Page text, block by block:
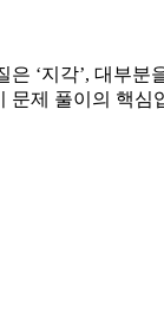
‘지각’, 대부분
문제 풀이의 핵심